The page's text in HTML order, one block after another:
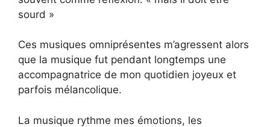
sourd »
Ces musiques omniprésentes m’agressent alors
que la musique fut pendant longtemps une
accompagnatrice de mon quotidien joyeux et
parfois mélancolique.
La musique rythme mes émotions, les